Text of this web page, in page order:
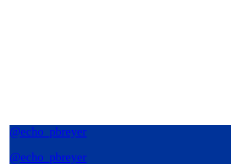
@echo_pbreyer
@echo_pbreyer